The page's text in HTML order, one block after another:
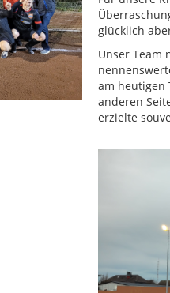
glücklich
Unser Team
am heutigen
anderen
erzielte